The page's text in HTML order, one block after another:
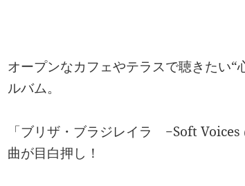
オープンなカフェやテラスで聴きたい
ルバム。
「ブリザ・ブラジレイラ −Soft
曲が目白押し！